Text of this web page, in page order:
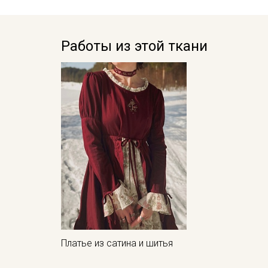
Работы из этой ткани
Платье из сатина и шитья